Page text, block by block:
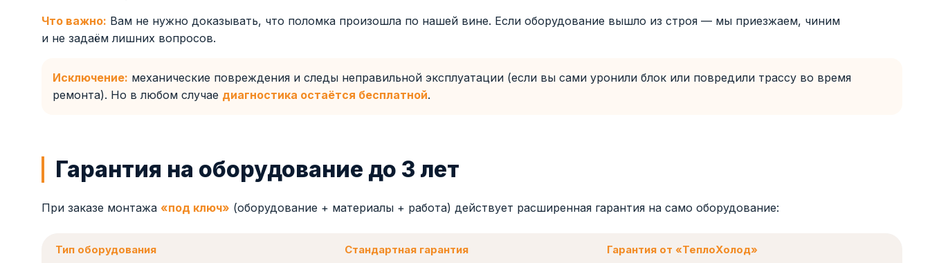
Что важно: Вам не нужно доказывать, что поломка произошла по нашей вине. Если оборудование вышло из строя — мы приезжаем, чиним
и не задаём лишних вопросов.
Исключение: механические повреждения и следы неправильной эксплуатации (если вы сами уронили блок или повредили трассу во время
ремонта). Но в любом случае диагностика остаётся бесплатной.
Гарантия на оборудование до 3 лет
При заказе монтажа «под ключ» (оборудование + материалы + работа) действует расширенная гарантия на само оборудование:
Тип оборудования Стандартная гарантия Гарантия от «ТеплоХолод»